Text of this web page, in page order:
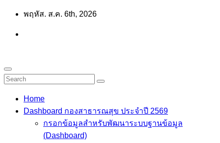
Skip
content
พฤหัส. ส.ค. 6th, 2026
Home
Dashboard กองสาธารณสุข ประจำปี 2569
กรอกข้อมูลสำหรับพัฒนาระบบฐานข้อมูล
(Dashboard)